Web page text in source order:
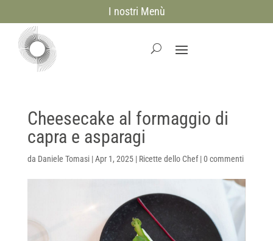
I nostri Menù
Cheesecake al formaggio di
capra e asparagi
da Daniele Tomasi|Apr 1, 2025| Ricette dello Chef|0 commenti